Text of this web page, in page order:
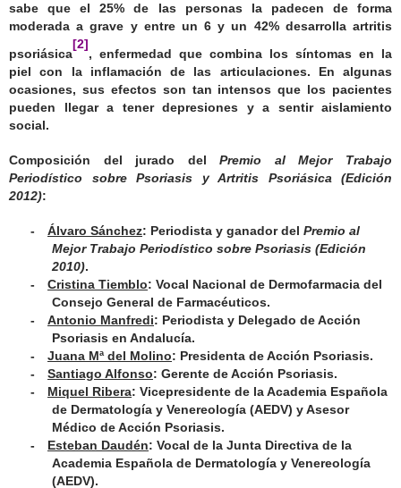
sabe que el 25% de las personas la padecen de forma
moderada a grave y entre un 6 y un 42% desarrolla artritis
psoriásica
[2]
, enfermedad que combina los síntomas en la
piel con la inflamación de las articulaciones. En algunas
ocasiones, sus efectos son tan intensos que los pacientes
pueden llegar a tener depresiones y a sentir aislamiento
social.
Composición del jurado delPremio al Mejor Trabajo
Periodístico sobre Psoriasis y Artritis Psoriásica (Edición
2012):
- Álvaro Sánchez: Periodista y ganador del Premio al
Mejor Trabajo Periodístico sobre Psoriasis (Edición
2010).
-
Cristina Tiemblo: Vocal Nacional de Dermofarmacia del
Consejo General de Farmacéuticos.
-
Antonio Manfredi: Periodista y Delegado de Acción
Psoriasis en Andalucía.
-
Juana Mª del Molino: Presidenta de Acción Psoriasis.
-
Santiago Alfonso: Gerente de Acción Psoriasis.
-
Miquel Ribera: Vicepresidente de la Academia Española
de Dermatología y Venereología (AEDV) y Asesor
Médico de Acción Psoriasis.
-
Esteban Daudén: Vocal de la Junta Directiva de la
Academia Española de Dermatología y Venereología
(AEDV).